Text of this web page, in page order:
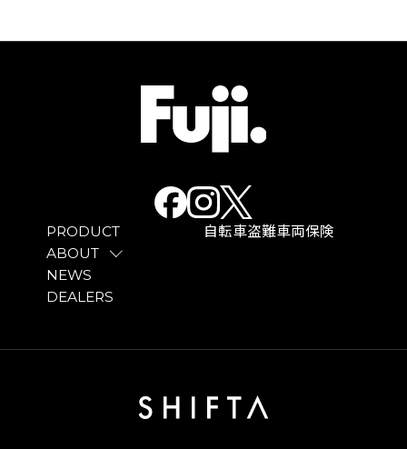
5つのボトルケージの装着を可能にし、トップチュ
ーブ上面には様々なストレージをボルトオンで固定
能なマウントも標準装備。ロングツーリングでの不
PRODUCT
ABOUT
NEWS
DEALERS
自転車盗難車両保険